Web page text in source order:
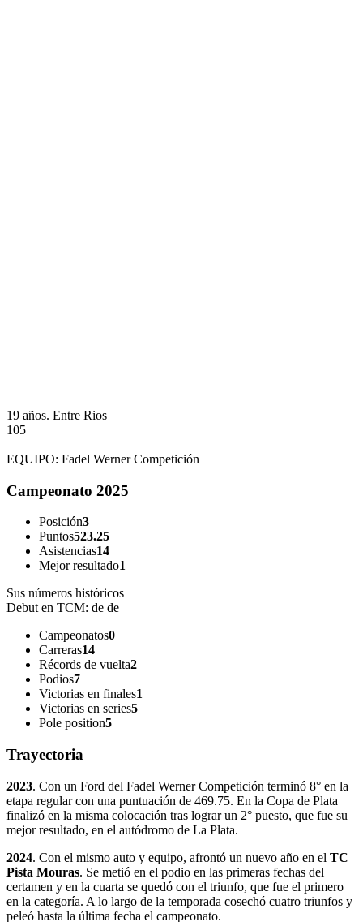
19 años. Entre Rios
105
EQUIPO: Fadel Werner Competición
Campeonato 2025
Posición3
Puntos523.25
Asistencias14
Mejor resultado1
Sus números históricos
Debut en TCM: de de
Campeonatos0
Carreras14
Récords de vuelta2
Podios7
Victorias en finales1
Victorias en series5
Pole position5
Trayectoria
2023. Con un Ford del Fadel Werner Competición terminó 8° en la
etapa regular con una puntuación de 469.75. En la Copa de Plata
finalizó en la misma colocación tras lograr un 2° puesto, que fue su
mejor resultado, en el autódromo de La Plata.
2024. Con el mismo auto y equipo, afrontó un nuevo año en el TC
Pista Mouras. Se metió en el podio en las primeras fechas del
certamen y en la cuarta se quedó con el triunfo, que fue el primero
en la categoría. A lo largo de la temporada cosechó cuatro triunfos y
peleó hasta la última fecha el campeonato.